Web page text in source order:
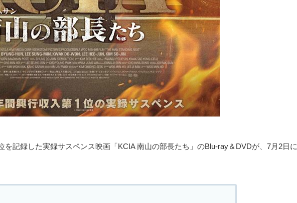
記録した実録サスペンス映画「KCIA 南山の部長たち」のBlu-ray＆DVDが、7月2日に